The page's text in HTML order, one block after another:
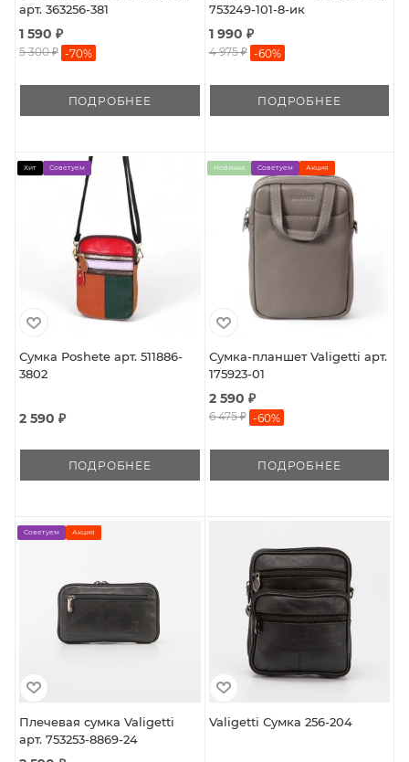
арт. 363256-381
1 590 ₽
5 300 ₽ -70%
ПОДРОБНЕЕ
753249-101-8-ик
1 990 ₽
4 975 ₽ -60%
ПОДРОБНЕЕ
Хит Советуем
Сумка Poshete арт. 511886-
3802
2 590 ₽
ПОДРОБНЕЕ
Новинка Советуем Акция
Сумка-планшет Valigetti арт.
175923-01
2 590 ₽
6 475 ₽ -60%
ПОДРОБНЕЕ
Советуем Акция
Плечевая сумка Valigetti
арт. 753253-8869-24
Valigetti Сумка 256-204